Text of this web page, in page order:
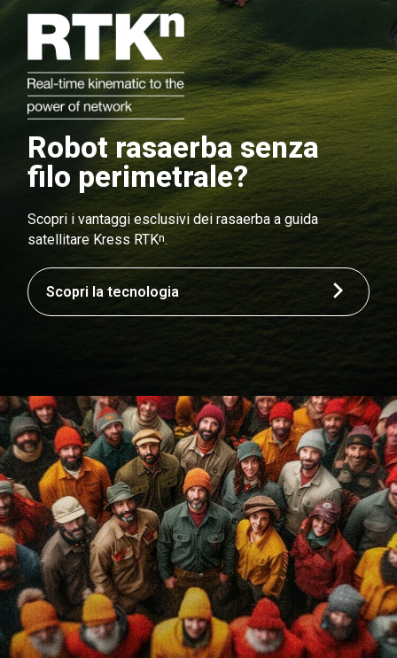
Robot rasaerba senza
filo perimetrale?
Scopri i vantaggi esclusivi dei rasaerba a guida
satellitare Kress RTKn.
Scopri la tecnologia